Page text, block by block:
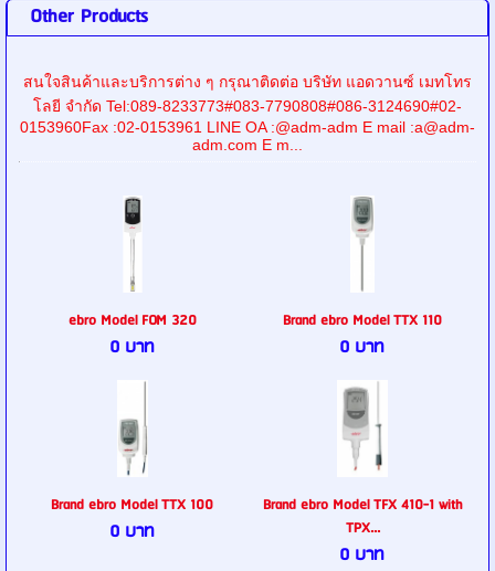
Other Products
สนใจสินค้าและบริการต่าง ๆ กรุณาติดต่อ บริษัท แอดวานซ์ เมทโทร
โลยี จำกัด Tel:089-8233773#083-7790808#086-3124690#02-
0153960Fax :02-0153961 LINE OA :@adm-adm E mail :a@adm-
adm.com E m...
ebro Model FOM 320
0 บาท
Brand ebro Model TTX 110
0 บาท
Brand ebro Model TTX 100
0 บาท
Brand ebro Model TFX 410-1 with
TPX...
0 บาท